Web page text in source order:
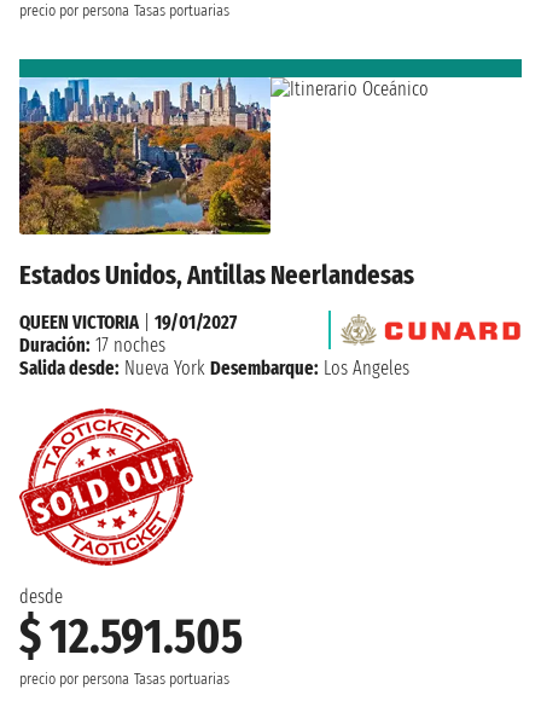
precio por persona Tasas portuarias
Estados Unidos, Antillas Neerlandesas
desde
$ 12.591.505
precio por persona Tasas portuarias
QUEEN VICTORIA
19/01/2027
Duración: 17 noches
Salida desde: Nueva York Desembarque: Los Angeles